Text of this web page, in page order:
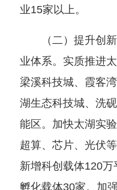
业15家以上。
（二）提升创新
业体系。实质推进
梁溪科技城、霞客
湖生态科技城、洗
能区。加快太湖实
超算、芯片、光伏
新增科创载体120
孵化载体30家。加